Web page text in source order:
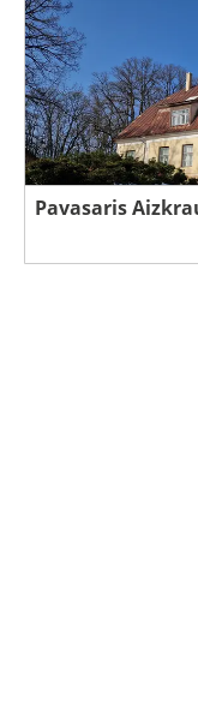
Pavasaris